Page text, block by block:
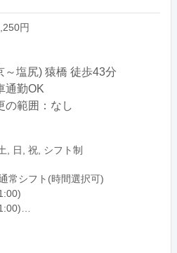
円
～塩尻) 猿橋 徒歩43分
通勤OK
の範囲：なし
, 日, 祝, シフト制
常シフト(時間選択可)